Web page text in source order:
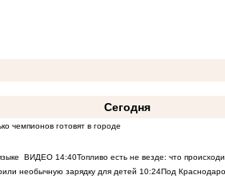
Сегодня
чемпионов готовят в городе
ВИДЕО 14:40Топливо есть не везде: что
необычную зарядку для детей 10:24Под